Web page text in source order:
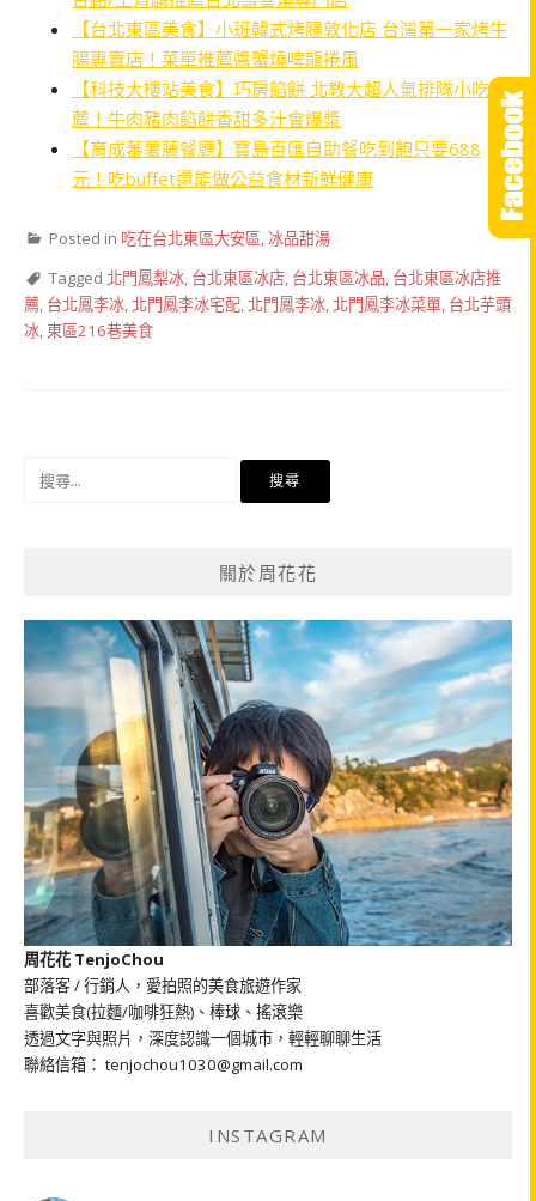
【台北東區美食】小班韓式烤腸敦化店 台灣第一家烤牛
腸專賣店！菜單推薦醬蟹燒啤龍捲風
【科技大樓站美食】巧房餡餅 北教大超人氣排隊小吃推
薦！牛肉豬肉餡餅香甜多汁會爆漿
【育成蕃薯藤餐廳】寶島百匯自助餐吃到飽只要688
元！吃buffet還能做公益食材新鮮健康
Posted in 吃在台北東區大安區,冰品甜湯
Tagged 北門鳳梨冰, 台北東區冰店, 台北東區冰品, 台北東區冰店推
薦, 台北鳳李冰,北門鳳李冰宅配,北門鳳李冰,北門鳳李冰菜單, 台北芋頭
冰, 東區216巷美食
關於周花花
周花花 TenjoChou
部落客 / 行銷人，愛拍照的美食旅遊作家
喜歡美食(拉麵/咖啡狂熱)、棒球、搖滾樂
透過文字與照片，深度認識一個城市，輕輕聊聊生活
聯絡信箱： tenjochou1030@gmail.com
INSTAGRAM